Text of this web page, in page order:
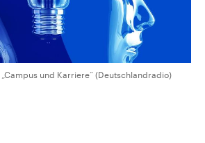
und Karriere“ (Deutschlandradio)